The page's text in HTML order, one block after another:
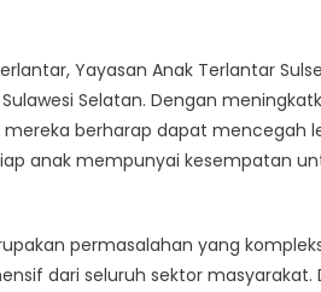
Yayasan Anak Terlantar
Selatan. Dengan
berharap dapat mencegah
anak mempunyai kesempatan
permasalahan yang
dari seluruh sektor masyarakat.